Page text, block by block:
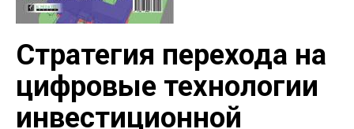
Стратегия перехода на
цифровые технологии
инвестиционной